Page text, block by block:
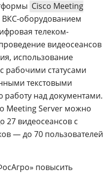
Cisco Meeting
оборудованием
телеком-
видеосеансов
использование
рабочими статусами
текстовыми
над документами.
Meeting Server можно
27 видеосеансов с
— до 70 пользователей
повысить